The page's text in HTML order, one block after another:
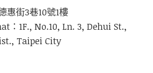
惠街3巷10號1樓
：1F., No.10, Ln. 3, Dehui St.,
Taipei City